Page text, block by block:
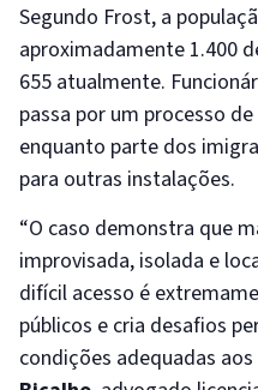
Segundo Frost, a
aproximadamente 1.400
655 atualmente.
passa por um processo
enquanto parte dos
para outras instalações.
“O caso demonstra que
improvisada, isolada e
difícil acesso é
públicos e cria desafios
condições adequadas